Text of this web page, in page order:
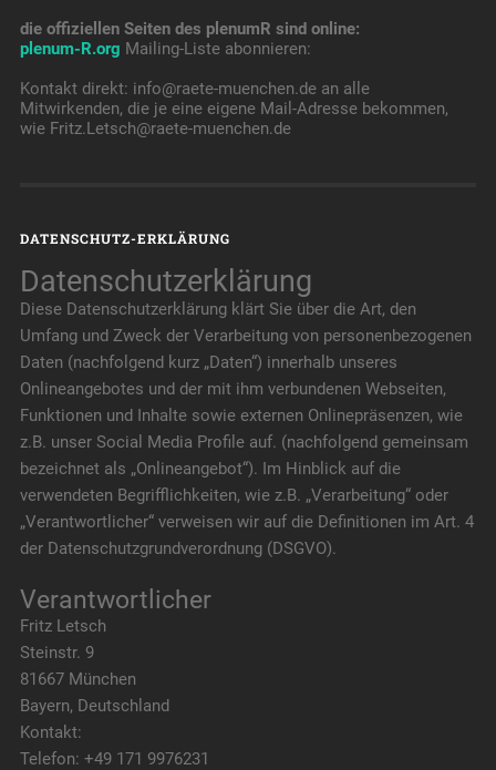
die offiziellen Seiten des plenumR sind online:
plenum-R.org Mailing-Liste abonnieren:
Kontakt direkt: info@raete-muenchen.de an alle
Mitwirkenden, die je eine eigene Mail-Adresse bekommen,
wie Fritz.Letsch@raete-muenchen.de
DATENSCHUTZ-ERKLÄRUNG
Datenschutzerklärung
Diese Datenschutzerklärung klärt Sie über die Art, den
Umfang und Zweck der Verarbeitung von personenbezogenen
Daten (nachfolgend kurz „Daten“) innerhalb unseres
Onlineangebotes und der mit ihm verbundenen Webseiten,
Funktionen und Inhalte sowie externen Onlinepräsenzen, wie
z.B. unser Social Media Profile auf. (nachfolgend gemeinsam
bezeichnet als „Onlineangebot“). Im Hinblick auf die
verwendeten Begrifflichkeiten, wie z.B. „Verarbeitung“ oder
„Verantwortlicher“ verweisen wir auf die Definitionen im Art. 4
der Datenschutzgrundverordnung (DSGVO).
Verantwortlicher
Fritz Letsch
Steinstr. 9
81667 München
Bayern, Deutschland
Kontakt:
Telefon: +49 171 9976231